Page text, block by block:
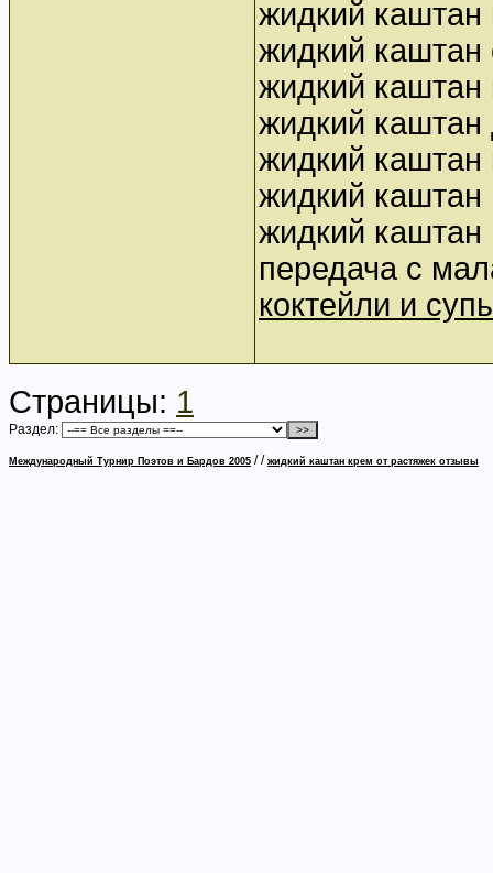
жидкий каштан
жидкий каштан
жидкий каштан
жидкий каштан
жидкий каштан
жидкий
жидкий каштан
передача с
коктейли и
Страницы: 1
Раздел:
Международный Турнир Поэтов и Бардов 2005 // жидкий каштан крем от растяжек отзывы